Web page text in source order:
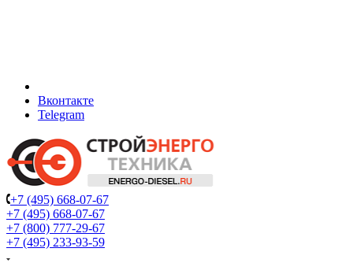
Вконтакте
Telegram
+7 (495) 668-07-67
+7 (495) 668-07-67
+7 (800) 777-29-67
+7 (495) 233-93-59